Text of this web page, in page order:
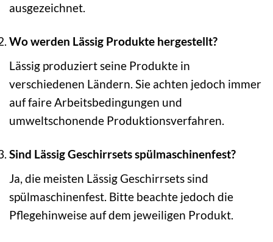
ausgezeichnet.
Wo werden Lässig Produkte hergestellt?
Lässig produziert seine Produkte in
verschiedenen Ländern. Sie achten jedoch immer
auf faire Arbeitsbedingungen und
umweltschonende Produktionsverfahren.
Sind Lässig Geschirrsets spülmaschinenfest?
Ja, die meisten Lässig Geschirrsets sind
spülmaschinenfest. Bitte beachte jedoch die
Pflegehinweise auf dem jeweiligen Produkt.